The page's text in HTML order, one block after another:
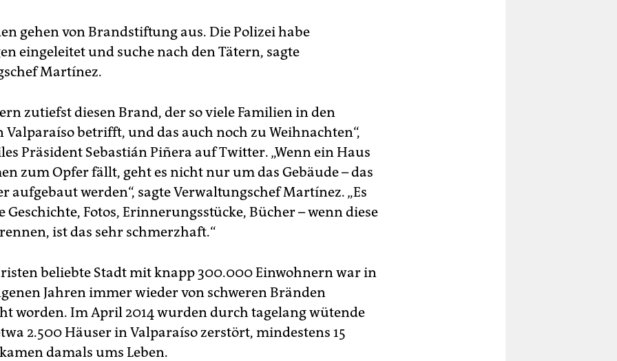
gehen von Brandstiftung aus. Die Polizei habe
eingeleitet und suche nach den Tätern, sagte
Martínez.
zutiefst diesen Brand, der so viele Familien in den
Valparaíso betrifft, und das auch noch zu Weihnachten“,
Präsident Sebastián Piñera auf Twitter. „Wenn ein Haus
zum Opfer fällt, geht es nicht nur um das Gebäude – das
aufgebaut werden“, sagte Verwaltungschef Martínez. „Es
Geschichte, Fotos, Erinnerungsstücke, Bücher – wenn diese
ist das sehr schmerzhaft.“
beliebte Stadt mit knapp 300.000 Einwohnern war in
Jahren immer wieder von schweren Bränden
worden. Im April 2014 wurden durch tagelang wütende
2.500 Häuser in Valparaíso zerstört, mindestens 15
damals ums Leben.